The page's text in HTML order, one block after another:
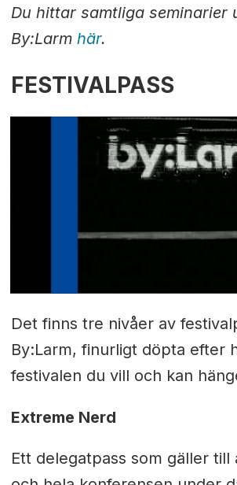
Du hittar samtliga seminarier
By:Larm här.
FESTIVALPASS
Det finns tre nivåer av
By:Larm, finurligt döpta efter
festivalen du vill och kan
Extreme Nerd
Ett delegatpass som gäller till